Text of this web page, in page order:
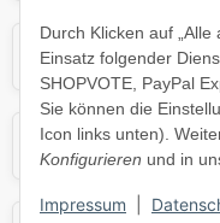
Durch Klicken auf
Einsatz folgender
SHOPVOTE, PayPal
Sie können die
Icon links unten).
Konfigurieren und in
Impressum
Mercedes
Opel